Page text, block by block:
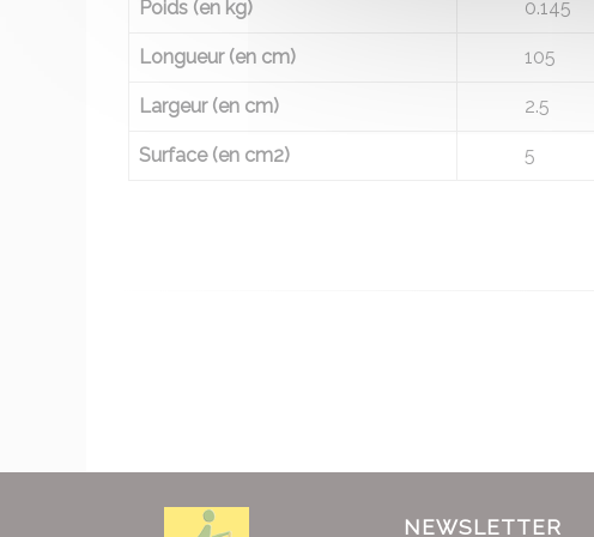
Poids (en kg)
0.145
Longueur (en cm) 105
Largeur (en cm) 2.5
Surface (en cm2) 5
NEWSLETTER